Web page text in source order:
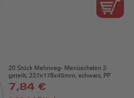
20 Stück Mehrweg- Menüschalen 2-
geteilt, 227x178x45mm, schwarz, PP
7,84 €